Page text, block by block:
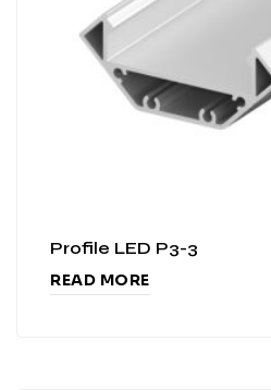
Profile LED P3-3
READ MORE